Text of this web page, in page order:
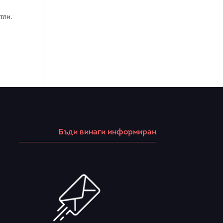
Бъди винаги информиран